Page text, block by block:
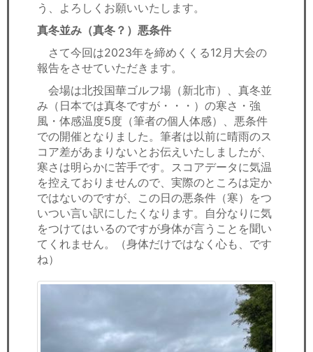
う、よろしくお願いいたします。
真冬並み（真冬？）悪条件
さて今回は2023年を締めくくる12月大会の
報告をさせていただきます。
会場は北投国華ゴルフ場（新北市）、真冬並
み（日本では真冬ですが・・・）の寒さ・強
風・体感温度5度（筆者の個人体感）、悪条件
での開催となりました。筆者は以前に晴雨のス
コア差があまりないとお伝えいたしましたが、
寒さは明らかに苦手です。スコアデータに気温
を控えておりませんので、実際のところは定か
ではないのですが、この日の悪条件（寒）をつ
いつい言い訳にしたくなります。自分なりに気
をつけてはいるのですが身体が言うことを聞い
てくれません。（身体だけではなく心も、です
ね）